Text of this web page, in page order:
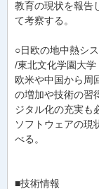
教育の現状を報告
て考察する。
○日欧の地中熱シ
/東北文化学園大
欧米や中国から周
の増加や技術の習
ジタル化の充実も
ソフトウェアの現
べる。
■技術情報